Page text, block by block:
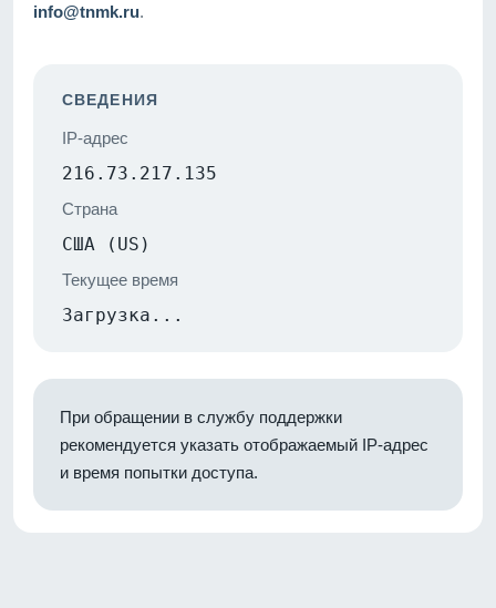
info@tnmk.ru.
СВЕДЕНИЯ
IP-адрес
216.73.217.135
Страна
США (US)
Текущее время
Загрузка...
При обращении в службу поддержки
рекомендуется указать отображаемый IP-адрес
и время попытки доступа.